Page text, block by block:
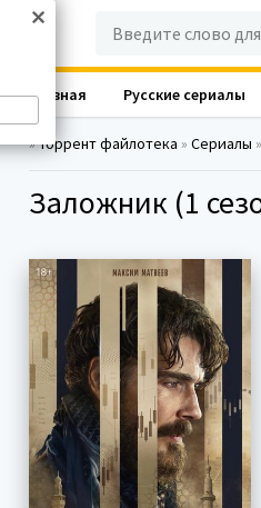
»Торрент файлотека » Сериалы »
Заложник (1
Главная Русские сериалы